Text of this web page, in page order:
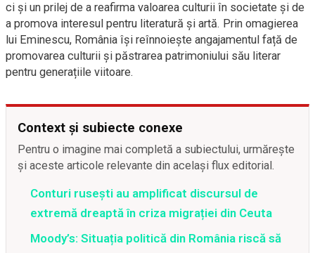
ci și un prilej de a reafirma valoarea culturii în societate și de
a promova interesul pentru literatură și artă. Prin omagierea
lui Eminescu, România își reînnoiește angajamentul față de
promovarea culturii și păstrarea patrimoniului său literar
pentru generațiile viitoare.
Context și subiecte conexe
Pentru o imagine mai completă a subiectului, urmărește
și aceste articole relevante din același flux editorial.
Conturi rusești au amplificat discursul de
extremă dreaptă în criza migrației din Ceuta
Moody’s: Situația politică din România riscă să